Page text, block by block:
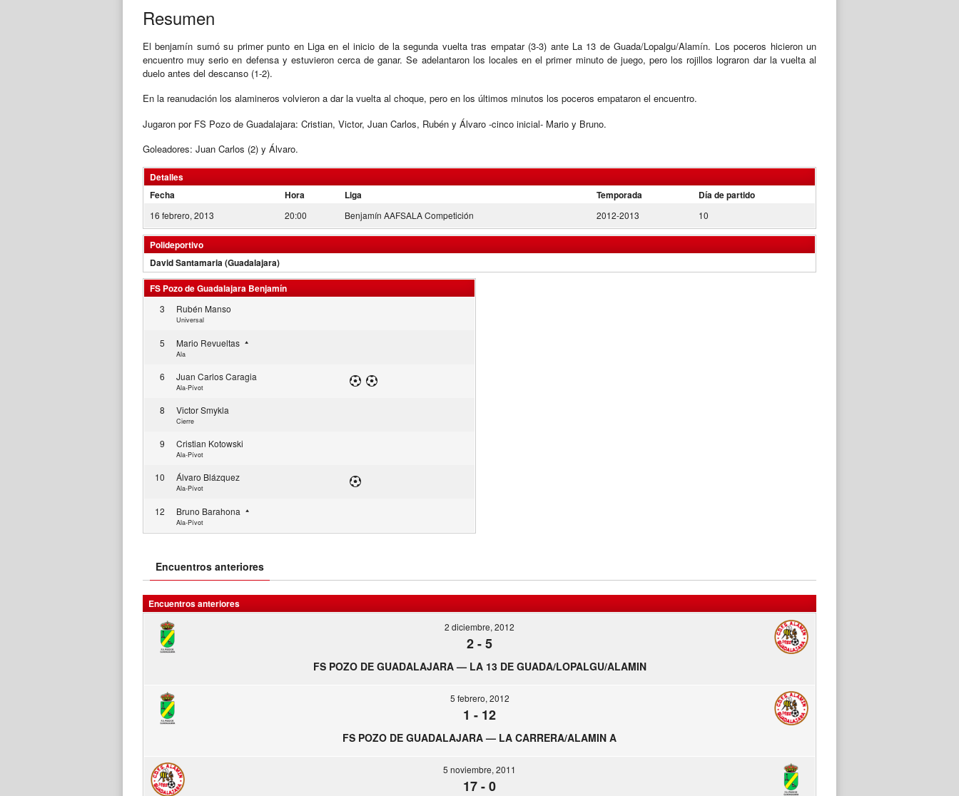
Resumen
El benjamín sumó su primer punto en Liga en el inicio de la segunda vuelta tras empatar (3-3) ante La 13 de Guada/Lopalgu/Alamín. Los poceros hicieron un
encuentro muy serio en defensa y estuvieron cerca de ganar. Se adelantaron los locales en el primer minuto de juego, pero los rojillos lograron dar la vuelta al
duelo antes del descanso (1-2).
En la reanudación los alamineros volvieron a dar la vuelta al choque, pero en los últimos minutos los poceros empataron el encuentro.
Jugaron por FS Pozo de Guadalajara: Cristian, Victor, Juan Carlos, Rubén y Álvaro -cinco inicial- Mario y Bruno.
Goleadores: Juan Carlos (2) y Álvaro.
Detalles
Fecha
Hora Liga Temporada Día de partido
16 febrero, 2013 20:00 Benjamín AAFSALA Competición 2012-2013 10
Polideportivo
David Santamaria (Guadalajara)
FS Pozo de Guadalajara Benjamín
3 Rubén Manso
Universal
5 Mario Revueltas
Ala
6 Juan Carlos Caragia
Ala-Pívot
8 Victor Smykla
Cierre
9 Cristian Kotowski
Ala-Pívot
10 Álvaro Blázquez
Ala-Pívot
12 Bruno Barahona
Ala-Pívot
Encuentros anteriores
Encuentros anteriores
2 diciembre, 2012
2-5
FS POZO DE GUADALAJARA — LA 13 DE GUADA/LOPALGU/ALAMIN
5 febrero, 2012
1 - 12
FS POZO DE GUADALAJARA — LA CARRERA/ALAMIN A
5 noviembre, 2011
17-0